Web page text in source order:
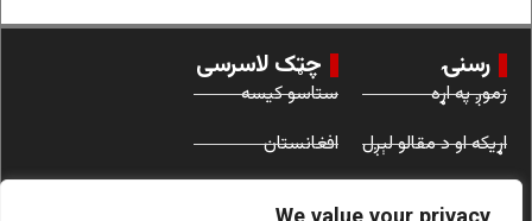
رسنۍ
زموږ په اړه
اړیکه او د مقالو لېږل
چټک لاسرسی
ستاسو کیسه
افغانستان